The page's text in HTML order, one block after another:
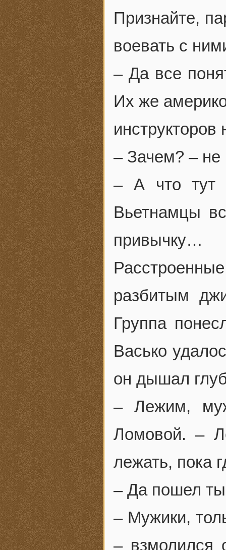
Признайте,
воевать с
– Да все
Их же
инструкторов
– Зачем? – не
– А что тут
Вьетнамцы
привычку…
разбитым
Группа
Васько
он дышал
– Лежим,
Ломовой. –
лежать, пока
– Да пошел
– Мужики,
– взмолился